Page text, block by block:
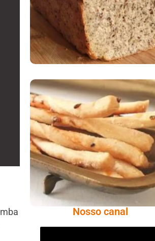
Comer Bem:
Palitinhos De Cebola
E Salsa
Nosso canal